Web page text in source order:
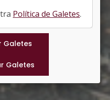
Política de Galetes.